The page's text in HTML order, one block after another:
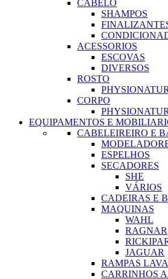
CABELO
SHAMPOS
ACESSORIOS
ESCOVAS
DIVERSOS
ROSTO
CORPO
EQUIPAMENTOS E
CABELEIREIRO E
ESPELHOS
SECADORES
SHE
VÁRIOS
CADEIRAS E
MAQUINAS
WAHL
RAGNAR
JAGUAR
RAMPAS
CARRINHOS